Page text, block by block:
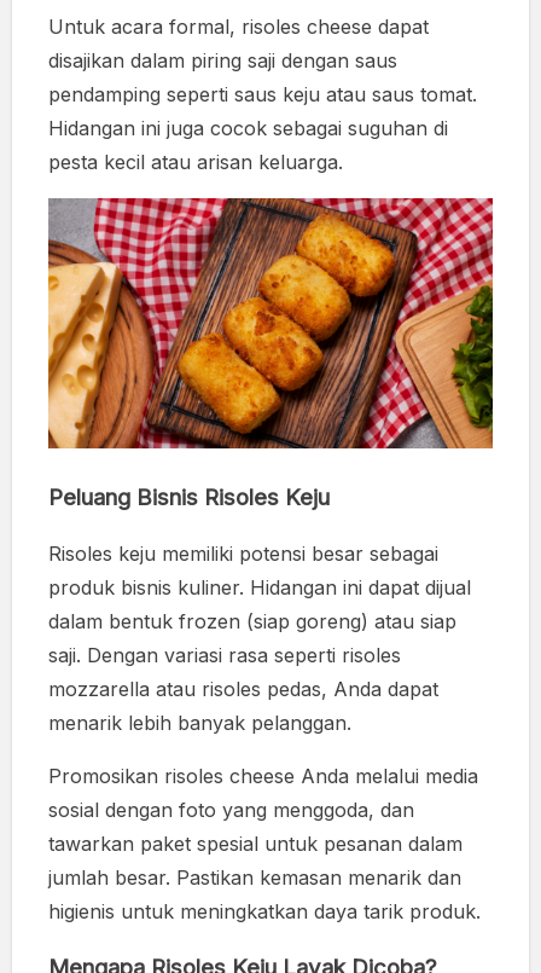
Untuk acara formal, risoles cheese dapat
disajikan dalam piring saji dengan saus
pendamping seperti saus keju atau saus tomat.
Hidangan ini juga cocok sebagai suguhan di
pesta kecil atau arisan keluarga.
Peluang Bisnis Risoles Keju
Risoles keju memiliki potensi besar sebagai
produk bisnis kuliner. Hidangan ini dapat dijual
dalam bentuk frozen (siap goreng) atau siap
saji. Dengan variasi rasa seperti risoles
mozzarella atau risoles pedas, Anda dapat
menarik lebih banyak pelanggan.
Promosikan risoles cheese Anda melalui media
sosial dengan foto yang menggoda, dan
tawarkan paket spesial untuk pesanan dalam
jumlah besar. Pastikan kemasan menarik dan
higienis untuk meningkatkan daya tarik produk.